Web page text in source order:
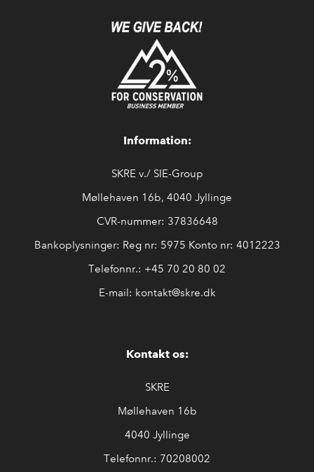
Information:
SKRE v./ SIE-Group
Møllehaven 16b, 4040 Jyllinge
CVR-nummer: 37836648
Bankoplysninger: Reg nr: 5975 Konto nr: 4012223
Telefonnr.: +45 70 20 80 02
E-mail: kontakt@skre.dk
Kontakt os:
SKRE
Møllehaven 16b
4040 Jyllinge
Telefonnr.: 70208002